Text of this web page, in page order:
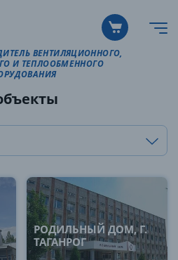
ВЕНТИЛЯЦИОННОГО,
И ТЕПЛООБМЕННОГО
РОДИЛЬНЫЙ ДОМ, Г.
ТАГАНРОГ